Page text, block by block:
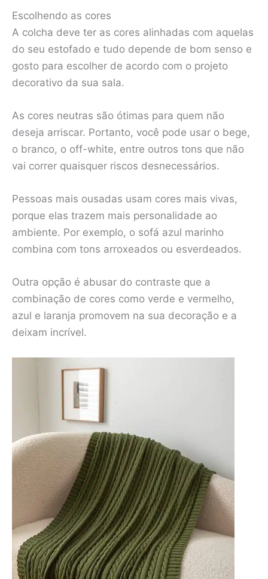
Escolhendo as cores
A colcha deve ter as cores alinhadas com aquelas
do seu estofado e tudo depende de bom senso e
gosto para escolher de acordo com o projeto
decorativo da sua sala.
As cores neutras são ótimas para quem não
deseja arriscar. Portanto, você pode usar o bege,
o branco, o off-white, entre outros tons que não
vai correr quaisquer riscos desnecessários.
Pessoas mais ousadas usam cores mais vivas,
porque elas trazem mais personalidade ao
ambiente. Por exemplo, o sofá azul marinho
combina com tons arroxeados ou esverdeados.
Outra opção é abusar do contraste que a
combinação de cores como verde e vermelho,
azul e laranja promovem na sua decoração e a
deixam incrível.